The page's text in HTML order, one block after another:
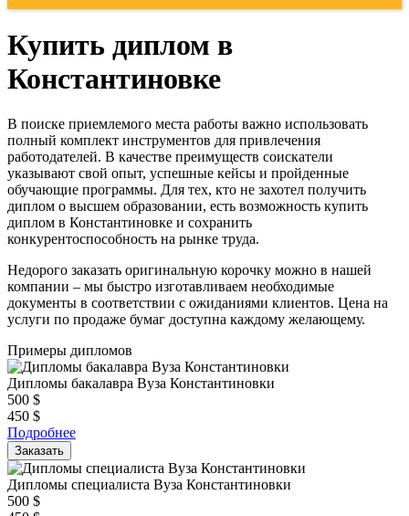
Купить диплом в
Константиновке
В поиске приемлемого места работы важно использовать
полный комплект инструментов для привлечения
работодателей. В качестве преимуществ соискатели
указывают свой опыт, успешные кейсы и пройденные
обучающие программы. Для тех, кто не захотел получить
диплом о высшем образовании, есть возможность купить
диплом в Константиновке и сохранить
конкурентоспособность на рынке труда.
Недорого заказать оригинальную корочку можно в нашей
компании – мы быстро изготавливаем необходимые
документы в соответствии с ожиданиями клиентов. Цена на
услуги по продаже бумаг доступна каждому желающему.
Примеры дипломов
Дипломы бакалавра Вуза Константиновки
500 $
450 $
Подробнее
Заказать
Дипломы специалиста Вуза Константиновки
500 $